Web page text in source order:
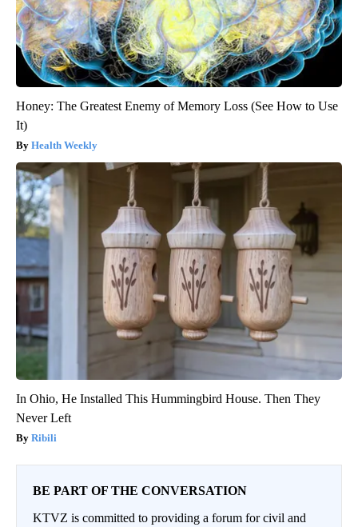
Honey: The Greatest Enemy of Memory Loss (See How to Use
It)
Health Weekly
In Ohio, He Installed This Hummingbird House. Then They
Never Left
Ribili
BE PART OF THE CONVERSATION
KTVZ is committed to providing a forum for civil and